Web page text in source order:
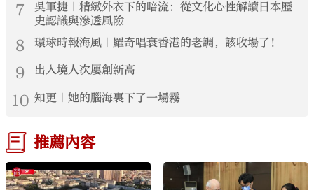
7
吳軍捷｜精緻外衣下的暗流：從文化心性解讀日本歷
史認識與滲透風險
8 環球時報海風｜羅奇唱衰香港的老調，該收場了！
9 出入境人次屢創新高
10 知更｜她的腦海裏下了一場霧
推薦內容